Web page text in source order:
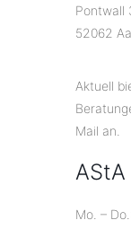
Pontwall
52062
Aktuell
Mail an.
Mo. –